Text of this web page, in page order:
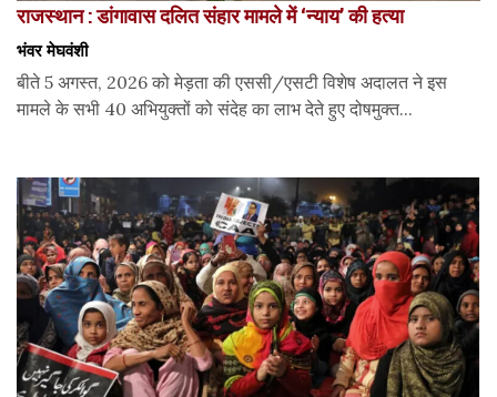
राजस्थान : डांगावास दलित संहार मामले में ‘न्याय’ की हत्या
भंवर मेघवंशी
बीते 5 अगस्त, 2026 को मेड़ता की एससी/एसटी विशेष अदालत ने इस
मामले के सभी 40 अभियुक्तों को संदेह का लाभ देते हुए दोषमुक्त...